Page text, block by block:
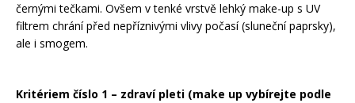
černými tečkami. Ovšem v tenké vrstvě lehký make-up s UV
filtrem chrání před nepříznivými vlivy počasí (sluneční paprsky),
ale i smogem.
Kritériem číslo 1 – zdraví pleti (make up vybírejte podle